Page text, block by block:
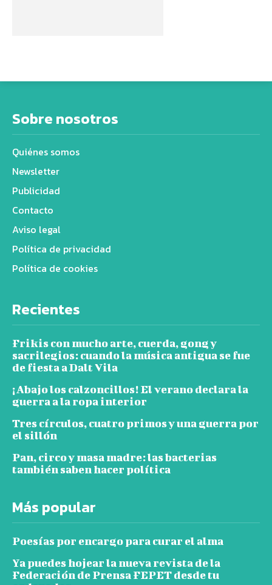
Sobre nosotros
Quiénes somos
Newsletter
Publicidad
Contacto
Aviso legal
Política de privacidad
Política de cookies
Recientes
Frikis con mucho arte, cuerda, gong y
sacrilegios: cuando la música antigua se fue
de fiesta a Dalt Vila
¡Abajo los calzoncillos! El verano declara la
guerra a la ropa interior
Tres círculos, cuatro primos y una guerra por
el sillón
Pan, circo y masa madre: las bacterias
también saben hacer política
Más popular
Poesías por encargo para curar el alma
Ya puedes hojear la nueva revista de la
Federación de Prensa FEPET desde tu